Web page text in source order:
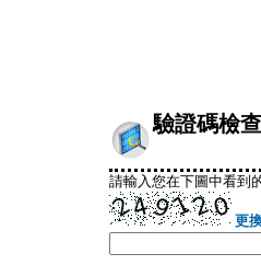
驗證碼檢
請輸入您在下圖中看到
更